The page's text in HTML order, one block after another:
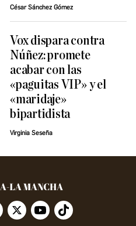
César Sánchez Gómez
Vox dispara contra
Núñez: promete
acabar con las
«paguitas VIP» y el
«maridaje»
bipartidista
Virginia Seseña